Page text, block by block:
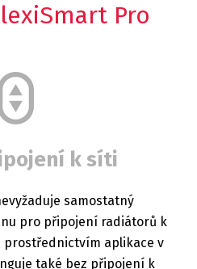
Pro
k síti
samostatný
pro připojení radiátorů k
prostřednictvím aplikace v
také bez připojení k